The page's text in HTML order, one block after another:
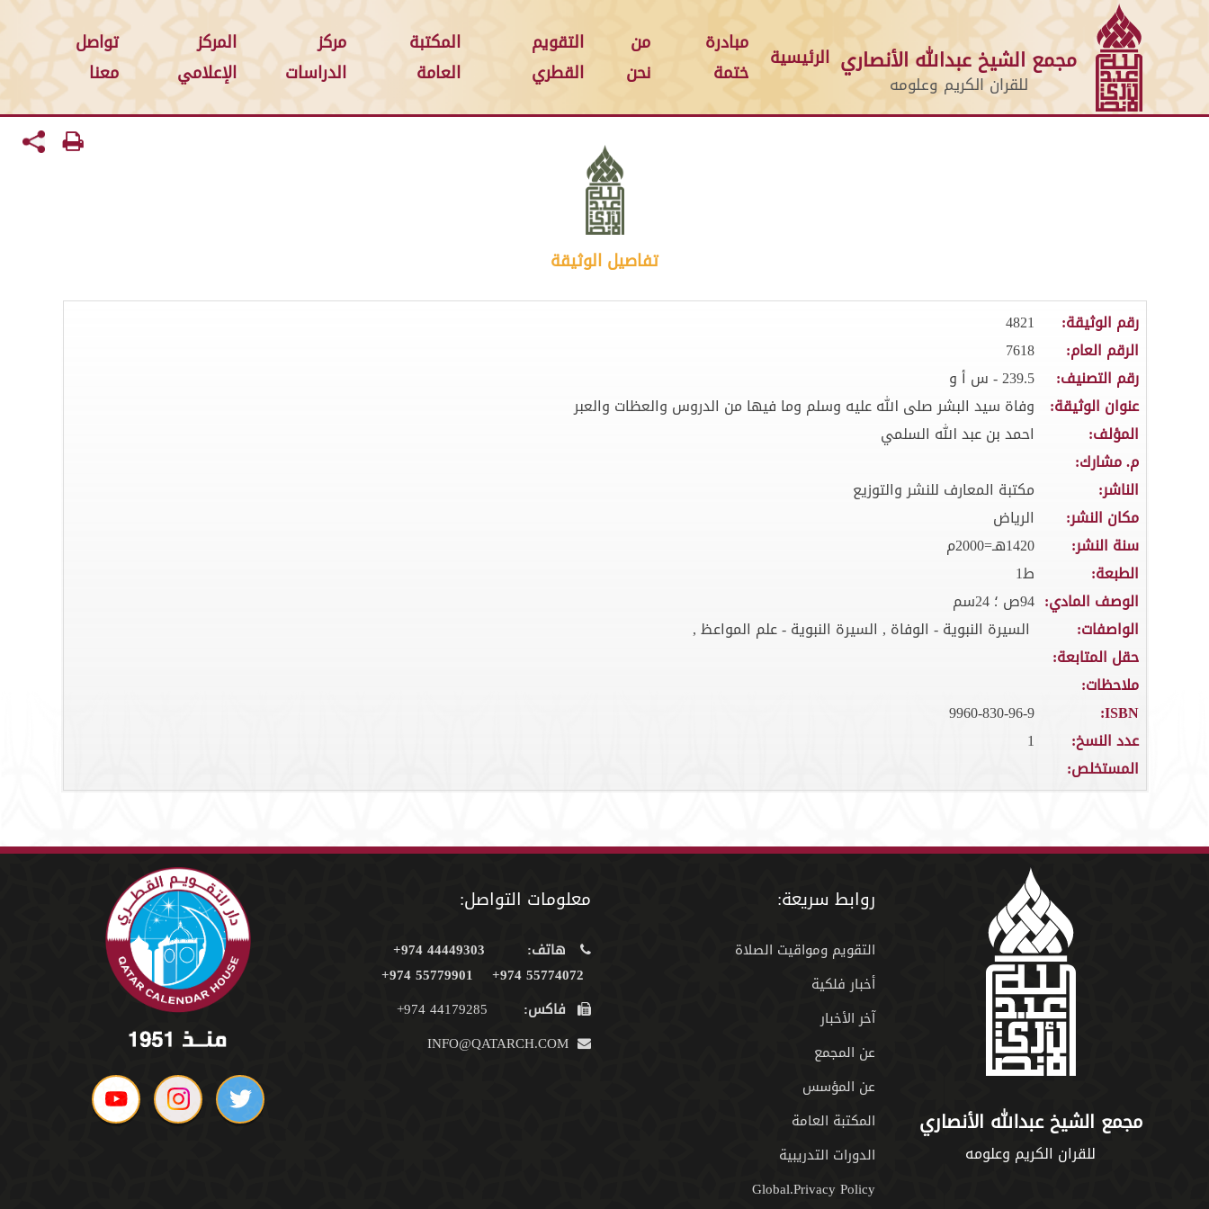
مجمع الشيخ عبدالله الأنصاري
للقران الكريم وعلومه
الرئيسية
مبادرة
ختمة
من
نحن
التقويم
القطري
المكتبة
العامة
مركز
الدراسات
المركز
الإعلامي
تواصل
معنا
تفاصيل الوثيقة
رقم الوثيقة:
4821
الرقم العام:
7618
رقم التصنيف:
239.5 - س أ و
عنوان الوثيقة:
وفاة سيد البشر صلى الله عليه وسلم وما فيها من الدروس والعظات والعبر
المؤلف:
احمد بن عبد الله السلمي
م. مشارك:
الناشر:
مكتبة المعارف للنشر والتوزيع
مكان النشر:
الرياض
سنة النشر:
1420هـ=2000م
الطبعة:
ط1
الوصف المادي: 94ص ؛ 24سم
الواصفات:
السيرة النبوية - الوفاة , السيرة النبوية - علم المواعظ ,
حقل المتابعة:
ملاحظات:
ISBN:
9960-830-96-9
عدد النسخ:
1
المستخلص:
مجمع الشيخ عبدالله الأنصاري
للقران الكريم وعلومه
روابط سريعة:
التقويم ومواقيت الصلاة
أخبار فلكية
آخر الأخبار
عن المجمع
عن المؤسس
المكتبة العامة
الدورات التدريبية
Global.Privacy Policy
معلومات التواصل:
هاتف:
44449303 974+
55774072 974+
55779901 974+
فاكس: